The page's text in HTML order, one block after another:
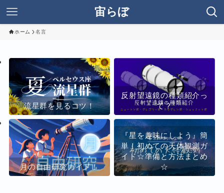
宙らぼ
ホーム 名言
流星群を見るコツ！
反射望遠鏡の種類紹介っ
て？
月の自由研究ガイド！
『星を趣味にしよう』簡
単！初めての天体観測ガ
イド☆準備と方法まとめ
☆